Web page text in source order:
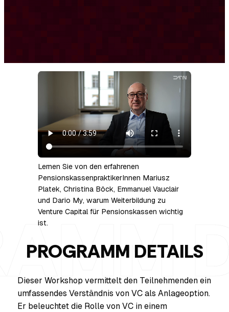
Lernen Sie von den erfahrenen
PensionskassenpraktikerInnen Mariusz
Platek, Christina Böck, Emmanuel Vauclair
und Dario My, warum Weiterbildung zu
Venture Capital für Pensionskassen wichtig
ist.
PROGRAMM DETAILS
Dieser Workshop vermittelt den Teilnehmenden ein
umfassendes Verständnis von VC als Anlageoption.
Er beleuchtet die Rolle von VC in einem